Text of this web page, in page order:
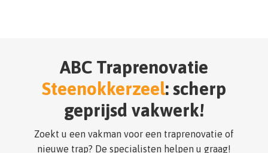
ABC Traprenovatie
Steenokkerzeel: scherp
geprijsd vakwerk!
Zoekt u een vakman voor een traprenovatie of
nieuwe trap? De specialisten helpen u graag!